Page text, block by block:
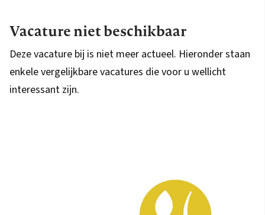
Vacature niet beschikbaar
Deze vacature bij is niet meer actueel. Hieronder staan
enkele vergelijkbare vacatures die voor u wellicht
interessant zijn.